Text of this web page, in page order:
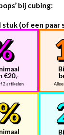
bij cubing:
stuk (of een
kubus valt uit
met een
Het is altijd een
te maken en de
€20,-
2 artikelen